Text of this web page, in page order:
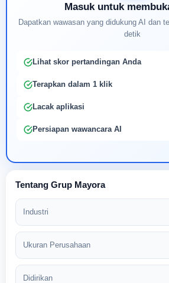
Masuk untuk
Dapatkan wawasan yang didukung AI dan
detik
Lihat skor pertandingan Anda
Terapkan dalam 1 klik
Lacak aplikasi
Persiapan wawancara AI
Tentang Grup Mayora
Industri
Ukuran Perusahaan
Didirikan